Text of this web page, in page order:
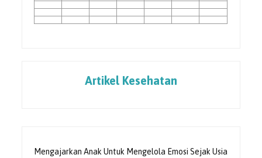
Artikel Kesehatan
Mengajarkan Anak Untuk Mengelola Emosi Sejak Usia